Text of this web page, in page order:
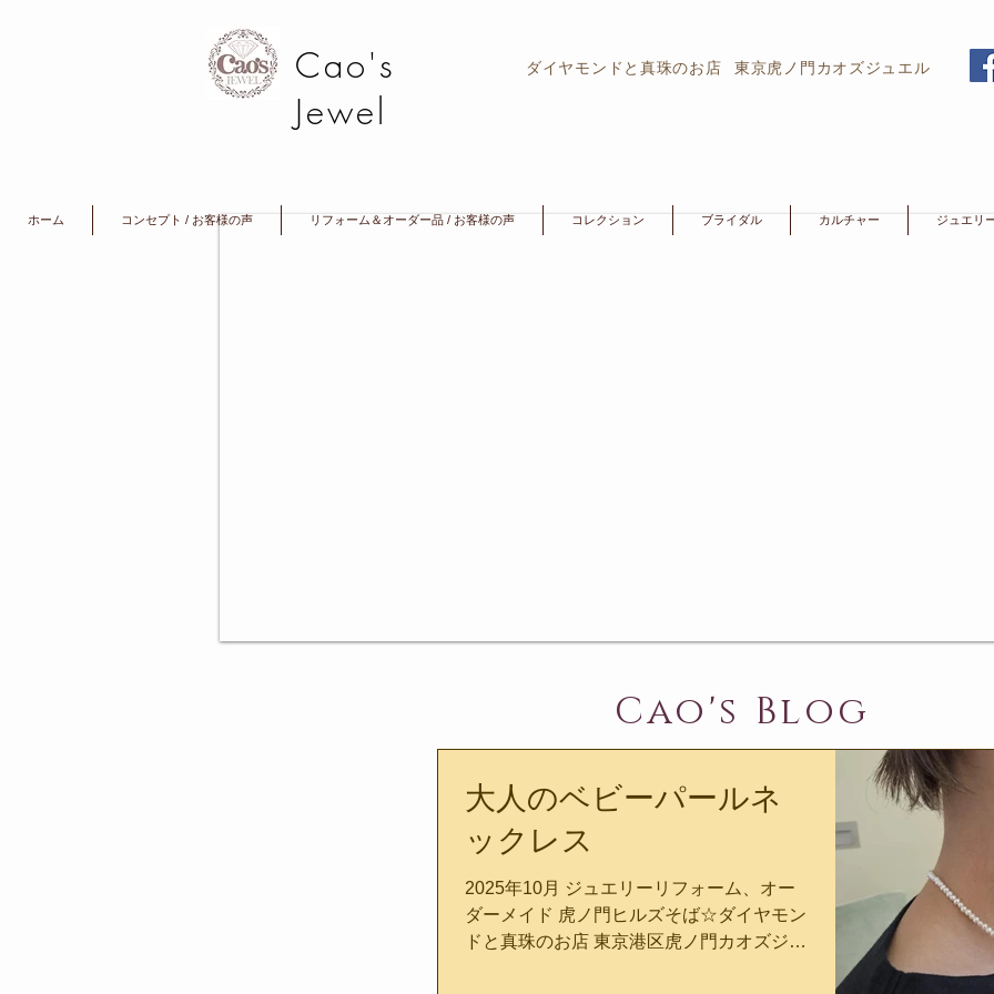
Cao's
Jewel
ダイヤモンドと真珠のお店 東京虎ノ門カオズジュエル
ホーム コンセプト / お客様の声 リフォーム＆オーダー品 / お客様の声 コレクション ブライダル カルチャー ジュエリ
Cao's Blog
大人のベビーパールネ
ックレス
2025年10月 ジュエリーリフォーム、オー
ダーメイド 虎ノ門ヒルズそば☆ダイヤモン
ドと真珠のお店 東京港区虎ノ門カオズジュ